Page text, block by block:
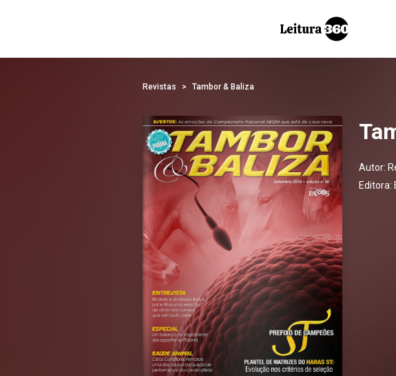
Revistas Tambor & Baliza
Autor:
Editora: